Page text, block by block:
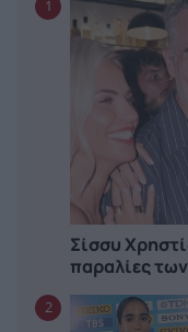
1
Σίσσυ
παραλίες
2